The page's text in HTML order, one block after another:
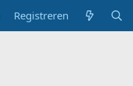
Registreren